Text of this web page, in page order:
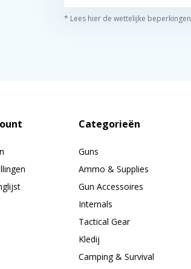
* Lees hier de wettelijke beperkingen
Categorieën
Guns
Ammo & Supplies
Gun Accessoires
Internals
Tactical Gear
Kledij
Camping & Survival